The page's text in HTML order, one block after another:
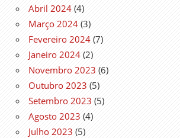
Abril 2024 (4)
Março 2024 (3)
Fevereiro 2024 (7)
Janeiro 2024 (2)
Novembro 2023 (6)
Outubro 2023 (5)
Setembro 2023 (5)
Agosto 2023 (4)
Julho 2023 (5)